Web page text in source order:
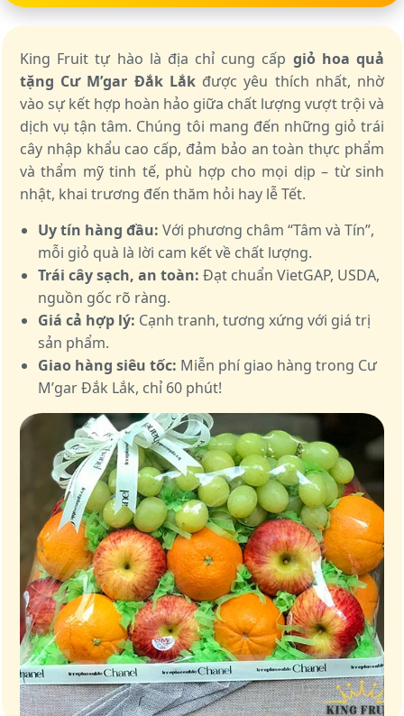
King Fruit tự hào là địa chỉ cung cấp giỏ hoa quả
tặng Cư M’gar Đắk Lắkđược yêu thích nhất, nhờ
vào sự kết hợp hoàn hảo giữa chất lượng vượt trội và
dịch vụ tận tâm. Chúng tôi mang đến những giỏ trái
cây nhập khẩu cao cấp, đảm bảo an toàn thực phẩm
và thẩm mỹ tinh tế, phù hợp cho mọi dịp – từ sinh
nhật, khai trương đến thăm hỏi hay lễ Tết.
Uy tín hàng đầu: Với phương châm “Tâm và Tín”,
mỗi giỏ quà là lời cam kết về chất lượng.
Trái cây sạch, an toàn: Đạt chuẩn VietGAP, USDA,
nguồn gốc rõ ràng.
Giá cả hợp lý: Cạnh tranh, tương xứng với giá trị
sản phẩm.
Giao hàng siêu tốc: Miễn phí giao hàng trong Cư
M’gar Đắk Lắk, chỉ 60 phút!
Giỏ quà – Tinh hoa từ trái cây tươi ngon